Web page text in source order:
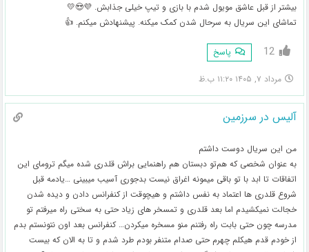
بیشتر از قبل عاشق مویول شدم با بازی و تیپ خیلی جذابش. 💜😍💛
تماشای این سریال به سرحال شدن کمک میکنه. پیشنهادش میکنم. 👍
12 پاسخ
مرداد ۷, ۱۴۰۵ ۱۱:۲۰ ب.ظ
آلیس در سرزمین
من این سریال دوست داشتم
به عنوان شخصی که هم‌تو دبستان هم‌ راهنمایی براش قلدری شده میگم ترومای این
اتفاقات تا ابد با تو باقی میمونه اغراق نیست بدجوری آسیب میبینی …یادمه قبل
شروع قلدری ها اعتماد به نفس داشتم و هیچوقت از کنفرانس دادن و دیده شدن
خجالت نمیکشیدم اما بعد قلدری و تمسخر های زیاد حتی به سختی راه میرفتم تو
مدرسه چون حتی بابت راه رفتنم منو مسخره میکردن… کنفرانس بعد اون نتونستم بدم
از خودم قدم هیکلم چهرم حتی صدام متنفر بودم طرد شدم و تا به الان که بیست